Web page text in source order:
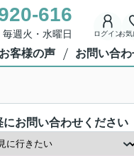
616
週火・水曜日 ログインお気
お客様の声 お問い合わ
にお問い合わせください